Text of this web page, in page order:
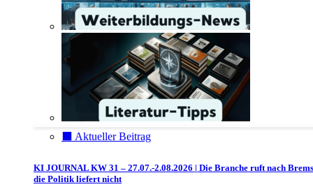
⬛️ Aktueller Beitrag
KI JOURNAL KW 31 – 27.07.-2.08.2026 | Die Branche ruft nach
die Politik liefert nicht